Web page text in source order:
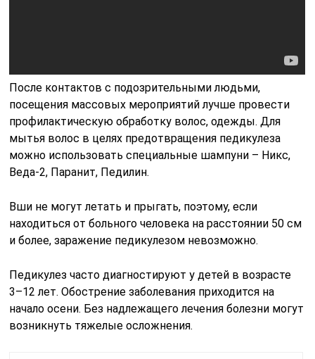
После контактов с подозрительными людьми,
посещения массовых мероприятий лучше провести
профилактическую обработку волос, одежды. Для
мытья волос в целях предотвращения педикулеза
можно использовать специальные шампуни – Никс,
Веда-2, Паранит, Педилин.
Вши не могут летать и прыгать, поэтому, если
находиться от больного человека на расстоянии 50 см
и более, заражение педикулезом невозможно.
Педикулез часто диагностируют у детей в возрасте
3–12 лет. Обострение заболевания приходится на
начало осени. Без надлежащего лечения болезни могут
возникнуть тяжелые осложнения.